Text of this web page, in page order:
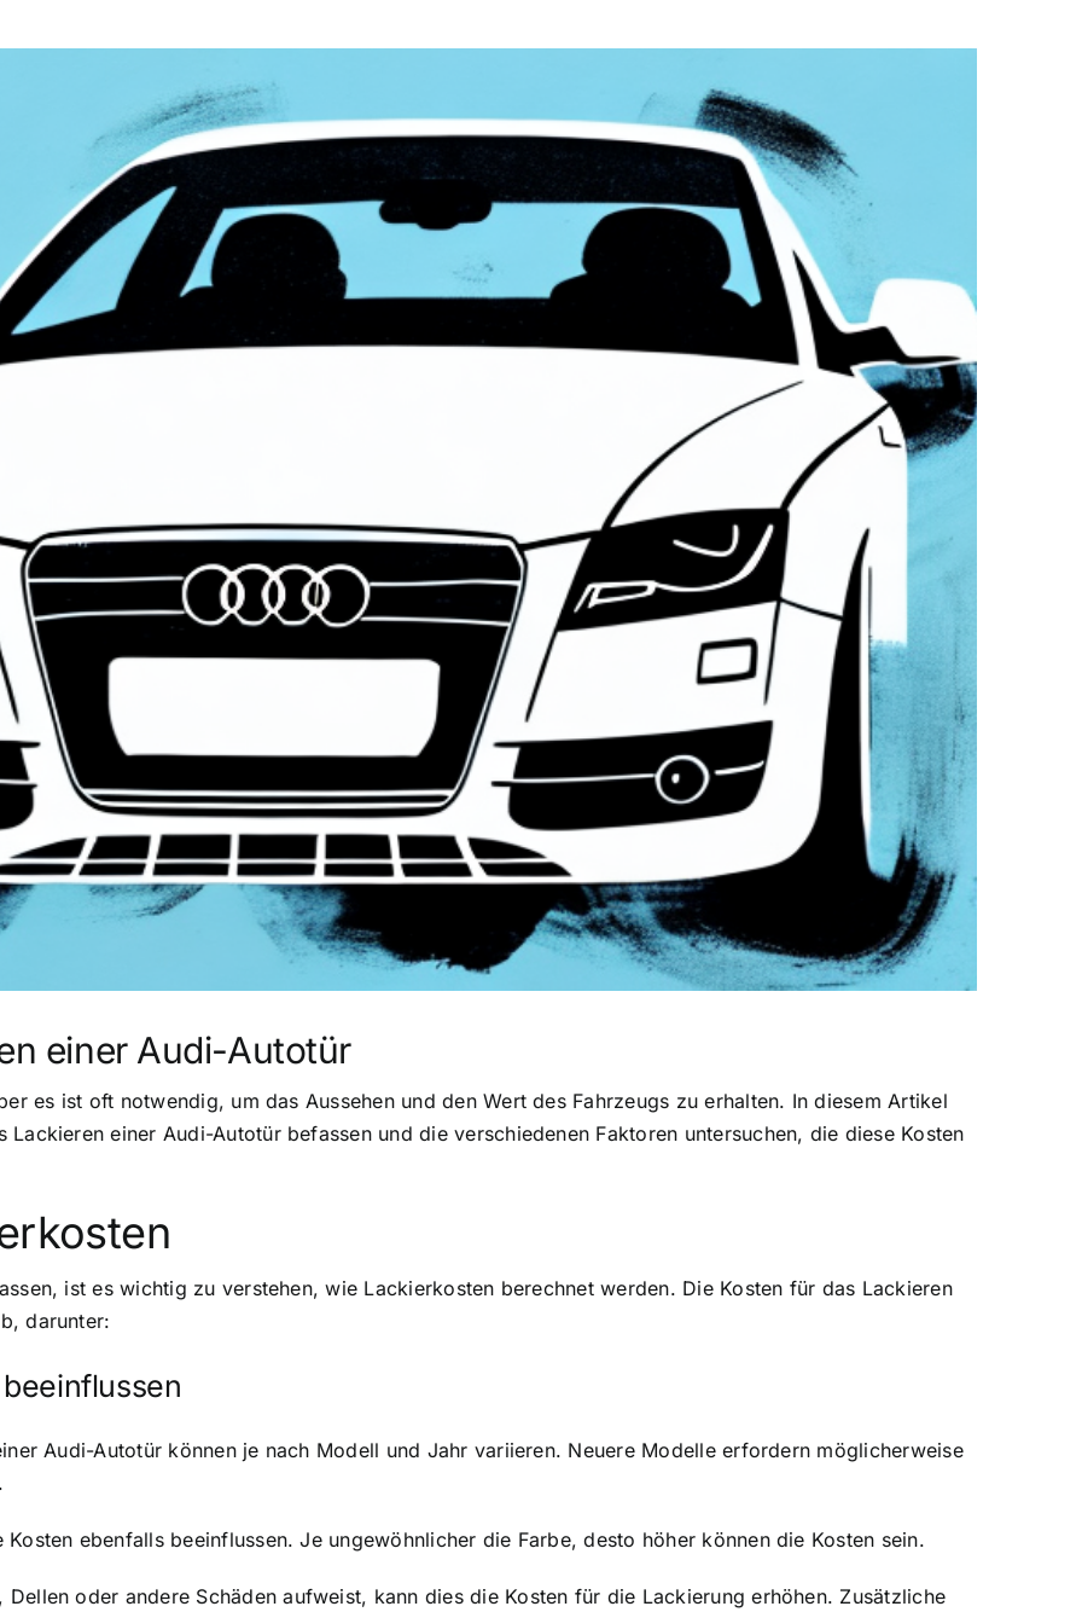
einer Audi-Autotür
es ist oft notwendig, um das Aussehen und den Wert des Fahrzeugs zu erhalten. In diesem Artikel
einer Audi-Autotür befassen und die verschiedenen Faktoren untersuchen, die diese Kosten
ist es wichtig zu verstehen, wie Lackierkosten berechnet werden. Die Kosten für das Lackieren
darunter:
Audi-Autotür können je nach Modell und Jahr variieren. Neuere Modelle erfordern möglicherweise
ebenfalls beeinflussen. Je ungewöhnlicher die Farbe, desto höher können die Kosten sein.
oder andere Schäden aufweist, kann dies die Kosten für die Lackierung erhöhen. Zusätzliche